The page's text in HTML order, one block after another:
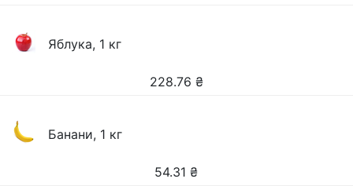
Яблука, 1 кг
228.76 ₴
Банани, 1 кг
54.31 ₴